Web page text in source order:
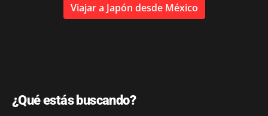
Viajar a Japón desde México
¿Qué estás buscando?